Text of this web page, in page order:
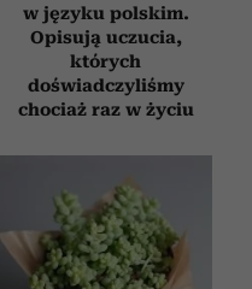
w języku polskim.
Opisują uczucia,
których
doświadczyliśmy
chociaż raz w życiu